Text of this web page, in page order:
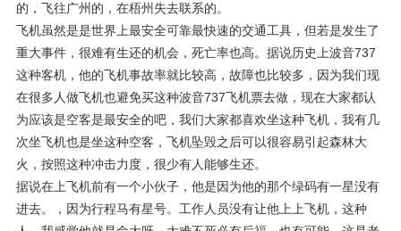
的，飞往广州的，在梧州失去联系的。
飞机虽然是是世界上最安全可靠最快速的交通工具，但若是发生了
重大事件，很难有生还的机会，死亡率也高。据说历史上波音737
这种客机，他的飞机事故率就比较高，故障也比较多，因为我们现
在很多人做飞机也避免买这种波音737飞机票去做，现在大家都认
为应该是空客是最安全的吧，我们大家都喜欢坐这种飞机，我有几
次坐飞机也是坐这种空客，飞机坠毁之后可以很容易引起森林大
火，按照这种冲击力度，很少有人能够生还。
据说在上飞机前有一个小伙子，他是因为他的那个绿码有一星没有
进去。，因为行程马有星号。工作人员没有让他上上飞机，这种